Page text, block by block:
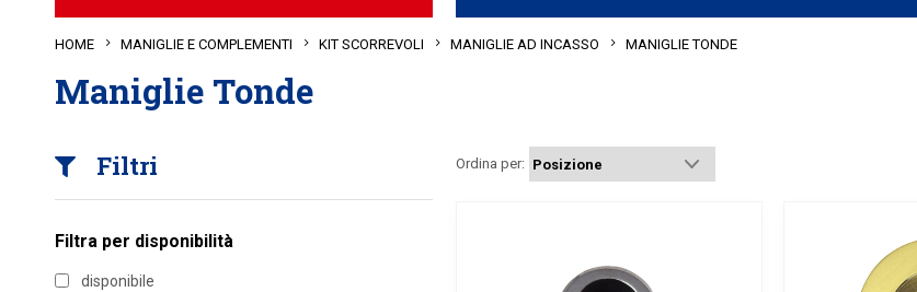
HOME MANIGLIE E COMPLEMENTI KIT SCORREVOLI MANIGLIE AD INCASSO MANIGLIE TONDE
Maniglie Tonde
Filtri
Filtra per disponibilità
disponibile
Ordina per: